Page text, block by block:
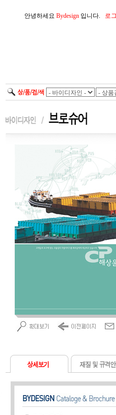
안녕하세요 Bydesign 입니다. 로